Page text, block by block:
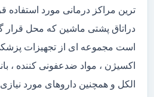
ترین مراکز درمانی مورد استفاده
دراتاق پشتی ماشین که محل قرار
است مجموعه ای از تجهیزات
اکسیژن ، مواد ضدعفونی کننده ،
الکل و همچنین داروهای مورد